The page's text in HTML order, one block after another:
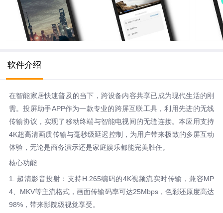
软件介绍
在智能家居快速普及的当下，跨设备内容共享已成为现代生活的刚
需。投屏助手APP作为一款专业的跨屏互联工具，利用先进的无线
传输协议，实现了移动终端与智能电视间的无缝连接。本应用支持
4K超高清画质传输与毫秒级延迟控制，为用户带来极致的多屏互动
体验，无论是商务演示还是家庭娱乐都能完美胜任。
核心功能
1. 超清影音投射：支持H.265编码的4K视频流实时传输，兼容MP
4、MKV等主流格式，画面传输码率可达25Mbps，色彩还原度高达
98%，带来影院级视觉享受。